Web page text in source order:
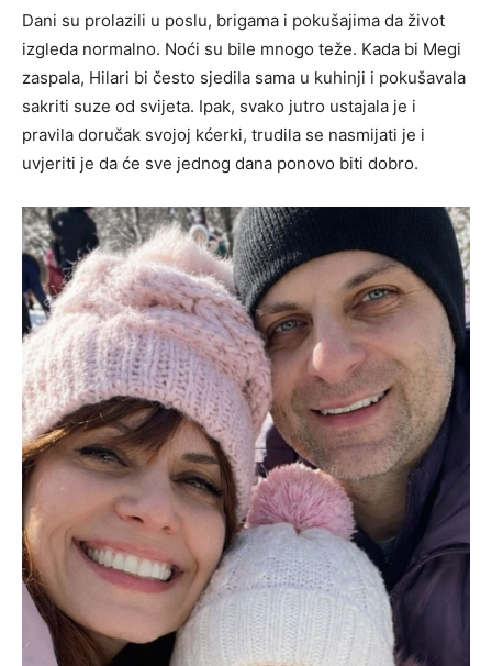
Dani su prolazili u poslu, brigama i pokušajima da život
izgleda normalno. Noći su bile mnogo teže. Kada bi Megi
zaspala, Hilari bi često sjedila sama u kuhinji i pokušavala
sakriti suze od svijeta. Ipak, svako jutro ustajala je i
pravila doručak svojoj kćerki, trudila se nasmijati je i
uvjeriti je da će sve jednog dana ponovo biti dobro.